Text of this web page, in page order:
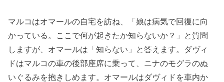
マルコはオマールの自宅を訪ね、「娘は病気で回復に向
かっている。ここで何が起きたか知らないか？」と質問
しますが、オマールは「知らない」と答えます。ダヴィ
ドはマルコの車の後部座席に乗って、ニナのモグラのぬ
いぐるみを抱きしめます。オマールはダヴィドを車内か